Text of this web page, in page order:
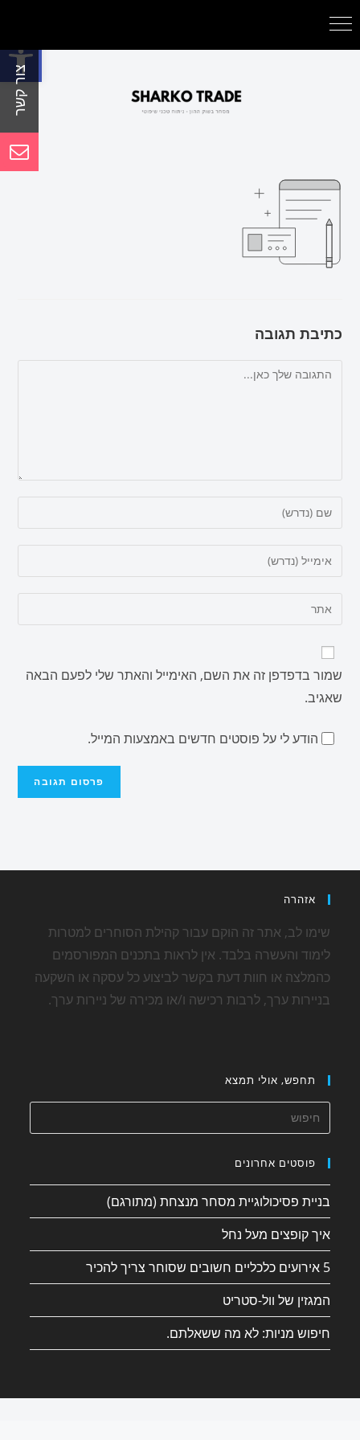
פתח סרגל נגישות
כתיבת תגובה
שמור בדפדפן זה את השם, האימייל והאתר שלי לפעם הבאה
שאגיב.
הודע לי על פוסטים חדשים באמצעות המייל.
אזהרה
שימו לב, אתר זה הוקם עבור קהילת הסוחרים למטרות
לימוד והעשרה בלבד. אין לראות בתכנים המפורסמים
כהמלצה או חוות דעת בקשר לביצוע כל עסקה או השקעה
בניירות ערך, לרבות רכישה ו/או מכירה של ניירות ערך.
תחפש, אולי תמצא
פוסטים אחרונים
בניית פסיכולוגיית מסחר מנצחת (מתורגם)
איך קופצים מעל נחל
5 אירועים כלכליים חשובים שסוחר צריך להכיר
המגזין של וול-סטריט
חיפוש מניות: לא מה ששאלתם.